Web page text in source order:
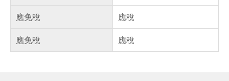
應免稅
應稅
應免稅
應稅